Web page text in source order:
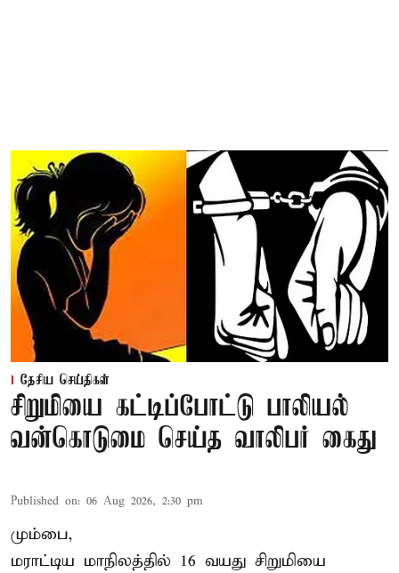
தேசிய செய்திகள்
சிறுமியை கட்டிப்போட்டு பாலியல்
வன்கொடுமை செய்த வாலிபர் கைது
Published on: 06 Aug 2026, 2:30 pm
மும்பை,
மராட்டிய மாநிலத்தில் 16 வயது சிறுமியை